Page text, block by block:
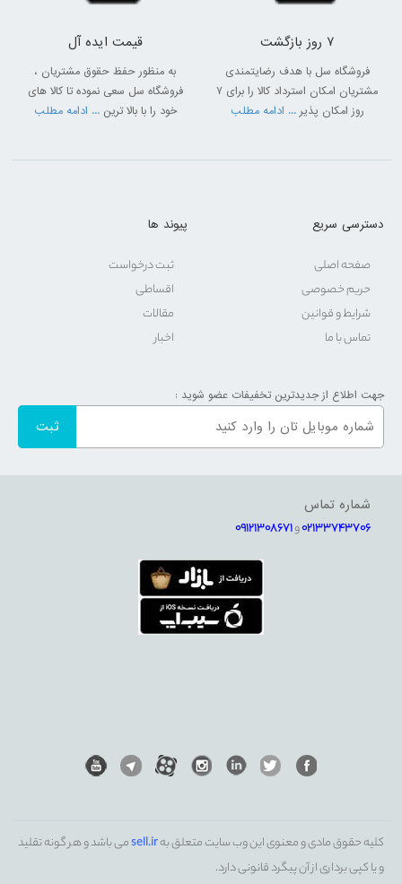
7 روز بازگشت
فروشگاه سل با هدف رضایتمندی
مشتریان امکان استرداد کالا را برای 7
روز امکان پذیر... ادامه مطلب
قیمت ایده آل
به منظور حفظ حقوق مشتریان ،
فروشگاه سل سعی نموده تا کالا های
خود را با بالا ترین ... ادامه مطلب
دسترسی سریع
صفحه اصلی
حریم خصوصی
شرایط و قوانین
تماس با ما
پیوند ها
ثبت درخواست
اقساطی
مقالات
اخبار
جهت اطلاع از جدیدترین تخفیفات عضو شوید :
شماره تماس
02133743706و09121308671
کلیه حقوق مادی و معنوی این وب سایت متعلق بهsell.irمی باشد و هر گونه تقلید
و یا کپی برداری از آن پیگرد قانونی دارد.